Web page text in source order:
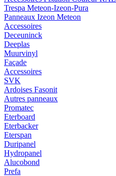
Trespa Meteon-Izeon-Pura
Panneaux Izeon Meteon
Accessoires
Deceuninck
Deeplas
Muurvinyl
Façade
Accessoires
SVK
Ardoises Fasonit
Autres panneaux
Promatec
Eterboard
Eterbacker
Eterspan
Duripanel
Hydropanel
Alucobond
Prefa